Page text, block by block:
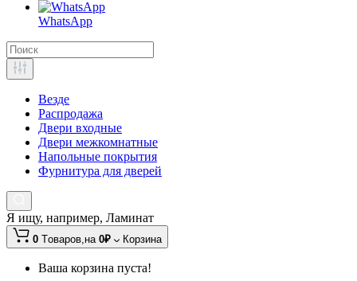
WhatsApp
Везде
Распродажа
Двери входные
Двери межкомнатные
Напольные покрытия
Фурнитура для дверей
Я ищу, например, Ламинат
0 Tоваров,на 0₽ Корзина
Ваша корзина пуста!